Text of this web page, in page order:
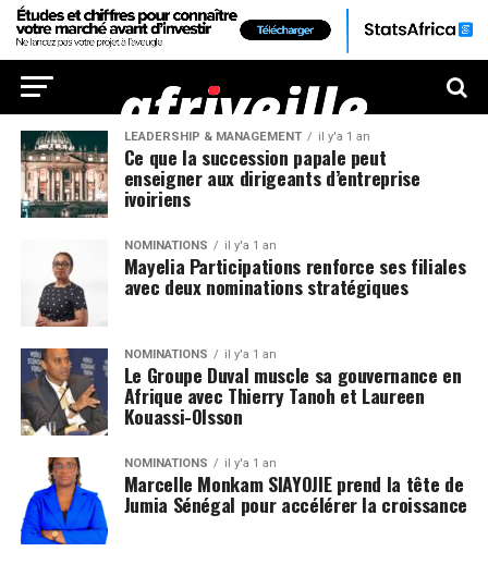
LEADERSHIP & MANAGEMENT il y'a 1 an
Ce que la succession papale peut
enseigner aux dirigeants d’entreprise
ivoiriens
NOMINATIONS il y'a 1 an
Mayelia Participations renforce ses filiales
avec deux nominations stratégiques
NOMINATIONS il y'a 1 an
Le Groupe Duval muscle sa gouvernance en
Afrique avec Thierry Tanoh et Laureen
Kouassi-Olsson
NOMINATIONS il y'a 1 an
Marcelle Monkam SIAYOJIE prend la tête de
Jumia Sénégal pour accélérer la croissance